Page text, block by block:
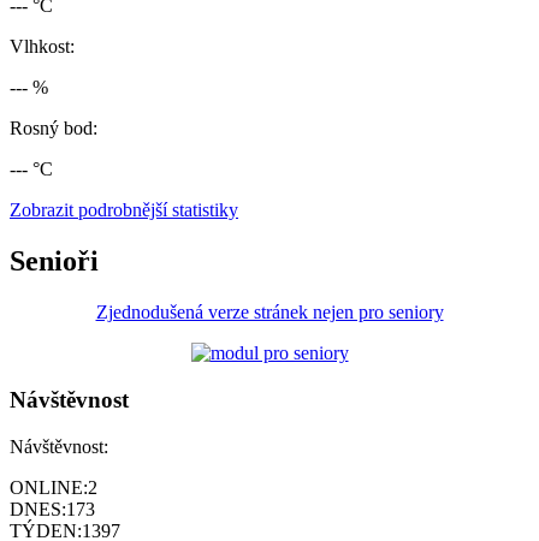
--- °C
Vlhkost:
--- %
Rosný bod:
--- °C
Zobrazit podrobnější statistiky
Senioři
Zjednodušená verze stránek nejen pro seniory
Návštěvnost
Návštěvnost:
ONLINE:2
DNES:173
TÝDEN:1397